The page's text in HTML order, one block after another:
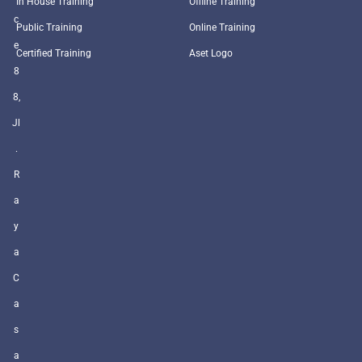
c
e
8
8,
Jl
.
R
a
y
a
C
a
s
a
Public Training
Certified Training
Online Training
Aset Logo